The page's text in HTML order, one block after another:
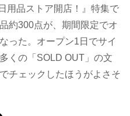
用品ストア開店！』特集で
約300点が、期間限定でオ
った。オープン1日でサイ
くの「SOLD OUT」の文
チェックしたほうがよさそ